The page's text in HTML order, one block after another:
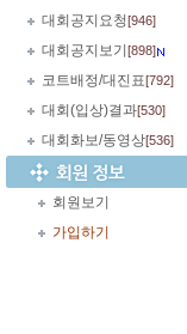
대회공지요청[946]
대회공지보기 [898]
코트배정/대진표[792]
대회(입상)결과[530]
대회화보/동영상[536]
회원보기
가입하기